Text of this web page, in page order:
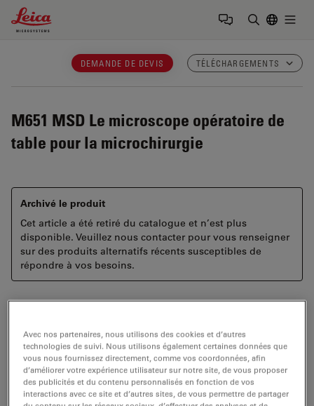
Leica Microsystems Logo
DEMANDE DE DEVIS TÉLÉCHARGEMENTS
M651 MSD Le microscope opératoire de
table pour la microchirurgie
Archivé le produit
Cet article a été retiré du catalogue et n’est plus
disponible. Veuillez nous contacter pour vous renseigner
sur des produits alternatifs récents susceptibles de
répondre à vos besoins.
M651 MSD
Brochure or flyer
Avec nos partenaires, nous utilisons des cookies et d’autres
technologies de suivi. Nous utilisons également certaines données que
vous nous fournissez directement, comme vos coordonnées, afin
d’améliorer votre expérience utilisateur sur notre site, de vous proposer
des publicités et du contenu personnalisés en fonction de vos
interactions avec ce site et d’autres sites, de vous permettre de partager